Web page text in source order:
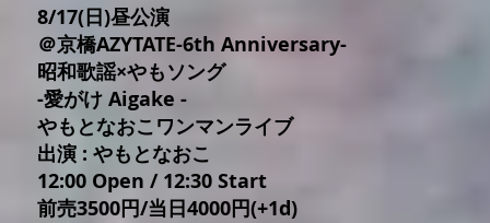
8/17(日)昼公演
＠京橋AZYTATE-6th Anniversary-
昭和歌謡×やもソング
-愛がけ Aigake -
やもとなおこワンマンライブ
出演 : やもとなおこ
12:00 Open / 12:30 Start
前売3500円/当日4000円(+1d)